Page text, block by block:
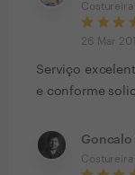
26 Mar
Serviço
e conforme